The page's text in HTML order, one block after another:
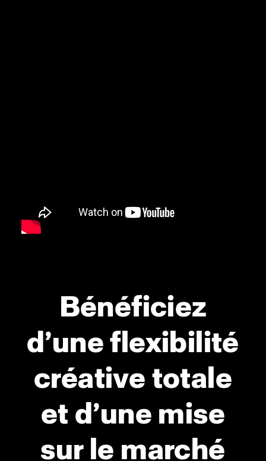
Bénéficiez
d’une flexibilité
créative totale
et d’une mise
sur le marché